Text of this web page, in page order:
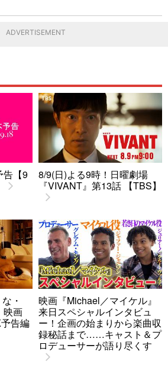
ADVERTISEMENT
告【9
8/9(日)よる9時！日曜劇場
『VIVANT』第13話 【TBS】
・
画
告編
映画『Michael／マイケル』
来日スペシャルインタビュ
ー！企画の始まりから楽曲収
録秘話まで……キャスト＆プ
ロデューサーが語り尽くす